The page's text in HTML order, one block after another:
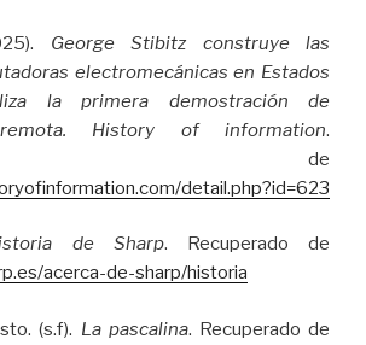
George Stibitz construye las
electromecánicas en Estados
la primera demostración de
History of information.
de
detail.php?id=623
de Sharp. Recuperado de
acerca-de-sharp/historia
(s.f). La pascalina. Recuperado de